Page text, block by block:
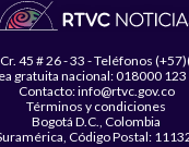
45 # 26 - 33 - Teléfonos
gratuita nacional: 018000
Contacto: info@rtvc.gov.co
Términos y condiciones
Bogotá D.C., Colombia
Código Postal: